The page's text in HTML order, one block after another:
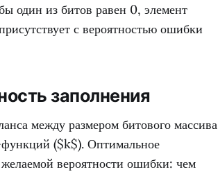
один из битов равен 0, элемент
с вероятностью ошибки
заполнения
между размером битового массива
($k$). Оптимальное
вероятности ошибки: чем